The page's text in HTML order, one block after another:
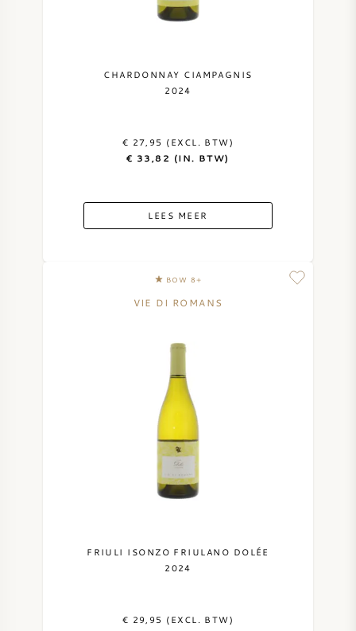
CHARDONNAY CIAMPAGNIS
2024
€ 27,95 (EXCL. BTW)
€ 33,82 (IN. BTW)
LEES MEER
BOW 8+
VIE DI ROMANS
FRIULI ISONZO FRIULANO DOLÉE
2024
€ 29,95 (EXCL. BTW)